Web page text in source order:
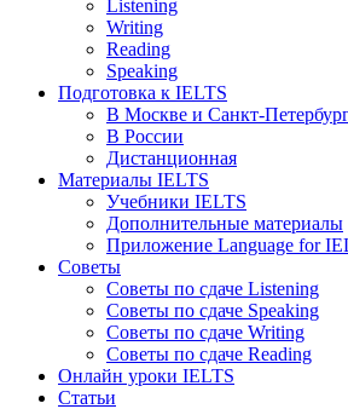
Listening
Writing
Reading
Speaking
Подготовка к IELTS
В Москве и Санкт-
В России
Дистанционная
Материалы IELTS
Учебники IELTS
Дополнительные материалы
Приложение Language for
Советы
Советы по сдаче Listening
Советы по сдаче Speaking
Советы по сдаче Writing
Советы по сдаче Reading
Онлайн уроки IELTS
Статьи